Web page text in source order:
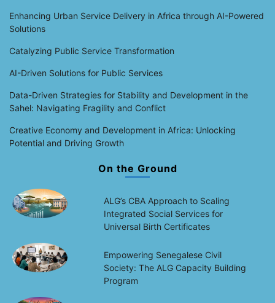
Enhancing Urban Service Delivery in Africa through AI-Powered
Solutions
Catalyzing Public Service Transformation
AI-Driven Solutions for Public Services
Data-Driven Strategies for Stability and Development in the
Sahel: Navigating Fragility and Conflict
Creative Economy and Development in Africa: Unlocking
Potential and Driving Growth
On the Ground
ALG’s CBA Approach to Scaling
Integrated Social Services for
Universal Birth Certificates
Empowering Senegalese Civil
Society: The ALG Capacity Building
Program